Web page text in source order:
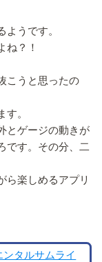
ようです。
ね？！
こうと思ったの
。
とゲージの動きが
です。その分、二
ら楽しめるアプリ
ンタルサムライ